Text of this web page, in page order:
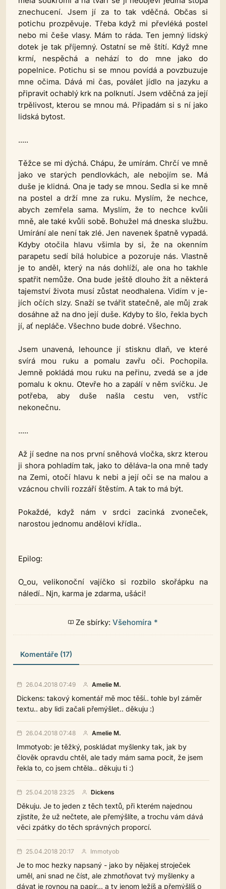
znechucení. Jsem jí za to tak vděčná. Občas si
potichu prozpěvuje. Třeba když mi převléká postel
nebo mi češe vlasy. Mám to ráda. Ten jemný lidský
dotek je tak příjemný. Ostatní se mě štítí. Když mne
krmí, nespěchá a nehází to do mne jako do
popelnice. Potichu si se mnou povídá a povzbuzuje
mne očima. Dává mi čas, poválet jídlo na jazyku a
připravit ochablý krk na polknutí. Jsem vděčná za její
trpělivost, kterou se mnou má. Připadám si s ní jako
lidská bytost.
.....
Těžce se mi dýchá. Chápu, že umírám. Chrčí ve mně
jako ve starých pendlovkách, ale nebojím se. Má
duše je klidná. Ona je tady se mnou. Sedla si ke mně
na postel a drží mne za ruku. Myslím, že nechce,
abych zemřela sama. Myslím, že to nechce kvůli
mně, ale také kvůli sobě. Bohužel má dneska službu.
Umírání ale není tak zlé. Jen navenek špatně vypadá.
Kdyby otočila hlavu všimla by si, že na okenním
parapetu sedí bílá holubice a pozoruje nás. Vlastně
je to anděl, který na nás dohlíží, ale ona ho takhle
spatřit nemůže. Ona bude ještě dlouho žít a některá
tajemství života musí zůstat neodhalena. Vidím v je-
jích očích slzy. Snaží se tvářit statečně, ale můj zrak
dosáhne až na dno její duše. Kdyby to šlo, řekla bych
jí, ať nepláče. Všechno bude dobré. Všechno.
Jsem unavená, lehounce jí stisknu dlaň, ve které
svírá mou ruku a pomalu zavřu oči. Pochopila.
Jemně pokládá mou ruku na peřinu, zvedá se a jde
pomalu k oknu. Otevře ho a zapálí v něm svíčku. Je
potřeba, aby duše našla cestu ven, vstříc
nekonečnu.
.....
Až jí sedne na nos první sněhová vločka, skrz kterou
ji shora pohladím tak, jako to děláva-la ona mně tady
na Zemi, otočí hlavu k nebi a její oči se na malou a
vzácnou chvíli rozzáří štěstím. A tak to má být.
Pokaždé, když nám v srdci zacinká zvoneček,
narostou jednomu andělovi křídla..
Epilog:
O_ou, velikonoční vajíčko si rozbilo skořápku na
náledí.. Njn, karma je zdarma, ušáci!
Ze sbírky: Všehomíra *
Komentáře (17)
26.04.2018 07:49 Amelie M.
Dickens: takový komentář mě moc těší.. tohle byl záměr
textu.. aby lidi začali přemýšlet.. děkuju :)
26.04.2018 07:48 Amelie M.
Immotyob: je těžký, poskládat myšlenky tak, jak by
člověk opravdu chtěl, ale tady mám sama pocit, že jsem
řekla to, co jsem chtěla.. děkuju ti :)
25.04.2018 23:25 Dickens
Děkuju. Je to jeden z těch textů, při kterém najednou
zjistíte, že už nečtete, ale přemýšlíte, a trochu vám dává
věci zpátky do těch správných proporcí.
25.04.2018 20:17 Immotyob
Je to moc hezky napsaný - jako by nějakej stroječek
uměl, ani snad ne číst, ale zhmotňovat tvý myšlenky a
dávat je rovnou na papír... a ty jenom ležíš a přemýšlíš o